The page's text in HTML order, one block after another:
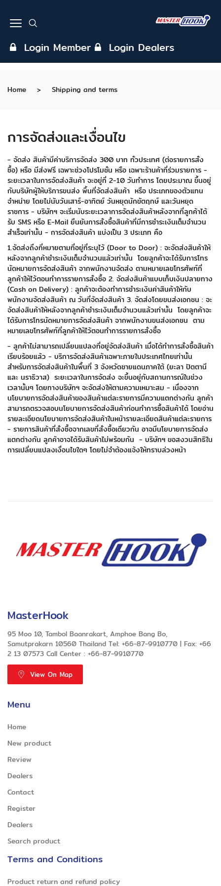
Login Member Login Dealers
Home Shipping and terms
การจัดส่งและเงื่อนไข
- จัดส่ง สินค้ามีค่าบริการจัดส่ง 300 บาท ทั่วประเทศ (ต่อรายการสั่ง
ซื้อ) หรือ มีส่งฟรี เฉพาะช่วงโปรโมชั่น หรือ เฉพาะร้านค้าที่ร่วมรายการ -
ระยะเวลาในการจัดส่งสินค้า จะอยู่ที่ 2-10 วันทำการ โดยประมาณ ขึ้นอยู่
กับบริษัทผู้ให้บริการขนส่ง พื้นที่จัดส่งสินค้า หรือ ประเภทของตัวแทน
จำหน่าย โดยไม่นับวันเสาร์-อาทิตย์ วันหยุดนักขัตฤกษ์ และวันหยุด
ราชการ - บริษัทฯ จะเริ่มนับระยะเวลาการจัดส่งสินค้าหลังจากที่ลูกค้าได้
รับ SMS หรือ E-Mail ยืนยันการสั่งซื้อสินค้าที่มีการชำระเงินเต็มจำนวน
สำเร็จเท่านั้น - การจัดส่งสินค้า แบ่งเป็น 3 ประเภท คือ
1.จัดส่งถึงที่หมายตามที่อยู่ที่ระบุไว้ (Door to Door) : จะจัดส่งสินค้าให้
หลังจากลูกค้าชำระเงินเต็มจำนวนแล้วเท่านั้น โดยลูกค้าจะได้รับการโทร
นัดหมายการจัดส่งสินค้า จากพนักงานจัดส่ง ตามหมายเลขโทรศัพท์ที่
ลูกค้าให้ไว้ตอนทำการรายการสั่งซื้อ 2. จัดส่งสินค้าแบบเก็บเงินปลายทาง
(Cash on Delivery) : ลูกค้าจะต้องทำการชำระเงินค่าสินค้าให้กับ
พนักงานจัดส่งสินค้า ณ วันที่จัดส่งสินค้า 3. จัดส่งโดยขนส่งเอกชน : จะ
จัดส่งสินค้าให้หลังจากลูกค้าชำระเงินเต็มจำนวนแล้วเท่านั้น โดยลูกค้าจะ
ได้รับการโทรนัดหมายการจัดส่งสินค้า จากพนักงานขนส่งเอกชน ตาม
หมายเลขโทรศัพท์ที่ลูกค้าให้ไว้ตอนทำการรายการสั่งซื้อ
- ลูกค้าไม่สามารถเปลี่ยนแปลงที่อยู่จัดส่งสินค้า เมื่อได้ทำการสั่งซื้อสินค้า
เรียบร้อยแล้ว - บริการจัดส่งสินค้าเฉพาะภายในประเทศไทยเท่านั้น
สำหรับการจัดส่งสินค้าในพื้นที่ 3 จังหวัดชายแดนภาคใต้ (ยะลา ปัตตานี
และ นราธิวาส) ระยะเวลาในการจัดส่ง จะขึ้นอยู่กับสถานการณ์ในช่วง
เวลานั้นๆ โดยทางบริษัทฯ จะจัดส่งให้ตามความเหมาะสม - เนื่องจาก
นโยบายการจัดส่งสินค้าของสินค้าแต่ละรายการมีความแตกต่างกัน ลูกค้า
สามารถตรวจสอบนโยบายการจัดส่งสินค้าก่อนทำการซื้อสินค้าได้ โดยอ่าน
รายละเอียดนโยบายการจัดส่งสินค้าในหน้ารายละเอียดสินค้าแต่ละรายการ
- รายการสินค้าที่สั่งซื้อจากเลขที่สั่งซื้อเดียวกัน อาจมีนโยบายการจัดส่ง
แตกต่างกัน ลูกค้าอาจได้รับสินค้าไม่พร้อมกัน - บริษัทฯ ขอสงวนสิทธิใน
การเปลี่ยนแปลงเงื่อนไขใดๆ โดยไม่จำต้องแจ้งให้ทราบล่วงหน้า
MasterHook
95 Moo 10, Tambol Baanrakart, Amphoe Bang Bo,
Samutprakarn 10560 Thailand Tel: +66-87-9910770 | Fax: +66
2 13 07573 Call Center : +66-87-9910770
View On Map
Menu
Home
New product
Review
Dealers
Contact
Register
Dealers
Search product
Terms and Conditions
Product return and refund policy